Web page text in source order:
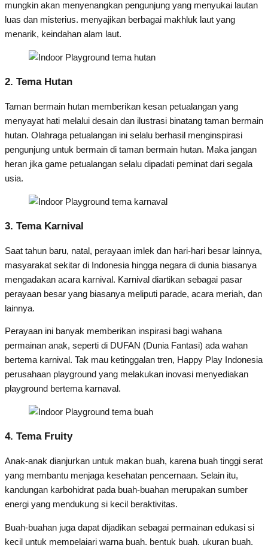
mungkin akan menyenangkan pengunjung yang menyukai lautan
luas dan misterius. menyajikan berbagai makhluk laut yang
menarik, keindahan alam laut.
2. Tema Hutan
Taman bermain hutan memberikan kesan petualangan yang
menyayat hati melalui desain dan ilustrasi binatang taman bermain
hutan. Olahraga petualangan ini selalu berhasil menginspirasi
pengunjung untuk bermain di taman bermain hutan. Maka jangan
heran jika game petualangan selalu dipadati peminat dari segala
usia.
3. Tema Karnival
Saat tahun baru, natal, perayaan imlek dan hari-hari besar lainnya,
masyarakat sekitar di Indonesia hingga negara di dunia biasanya
mengadakan acara karnival. Karnival diartikan sebagai pasar
perayaan besar yang biasanya meliputi parade, acara meriah, dan
lainnya.
Perayaan ini banyak memberikan inspirasi bagi wahana
permainan anak, seperti di DUFAN (Dunia Fantasi) ada wahan
bertema karnival. Tak mau ketinggalan tren, Happy Play Indonesia
perusahaan playground yang melakukan inovasi menyediakan
playground bertema karnaval.
4. Tema Fruity
Anak-anak dianjurkan untuk makan buah, karena buah tinggi serat
yang membantu menjaga kesehatan pencernaan. Selain itu,
kandungan karbohidrat pada buah-buahan merupakan sumber
energi yang mendukung si kecil beraktivitas.
Buah-buahan juga dapat dijadikan sebagai permainan edukasi si
kecil untuk mempelajari warna buah, bentuk buah, ukuran buah,